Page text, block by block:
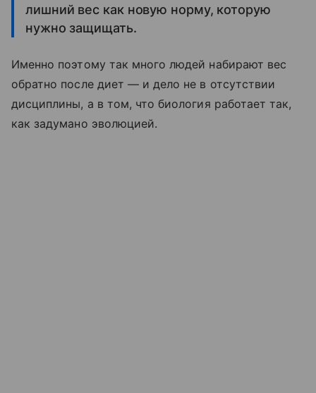
лишний вес как новую норму, которую
нужно защищать.
Именно поэтому так много людей набирают вес
обратно после диет — и дело не в отсутствии
дисциплины, а в том, что биология работает так,
как задумано эволюцией.